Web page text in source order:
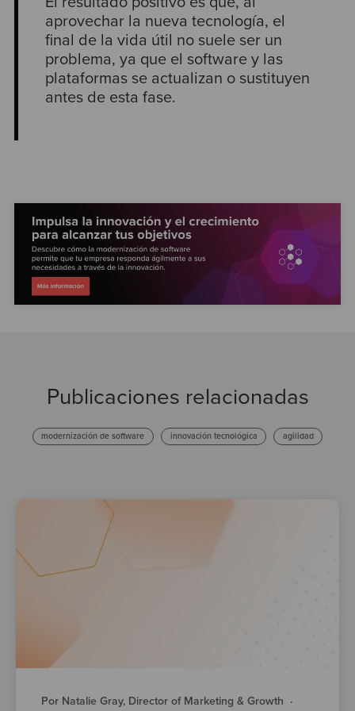
aprovechar la nueva tecnología, el
final de la vida útil no suele ser un
problema, ya que el software y las
plataformas se actualizan o sustituyen
antes de esta fase.
Publicaciones relacionadas
modernización de software innovación tecnológica agilidad
Por Natalie Gray, Director of Marketing & Growth ·